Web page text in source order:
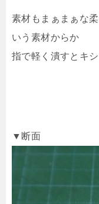
素材もまぁまぁな
いう素材からか
指で軽く潰すとキ
▼断面